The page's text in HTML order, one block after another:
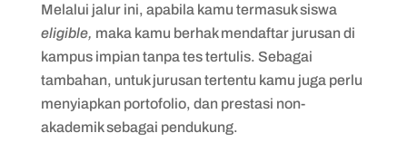
Melalui jalur ini, apabila kamu termasuk siswa
eligible, maka kamu berhak mendaftar jurusan di
kampus impian tanpa tes tertulis. Sebagai
tambahan, untuk jurusan tertentu kamu juga perlu
menyiapkan portofolio, dan prestasi non-
akademik sebagai pendukung.